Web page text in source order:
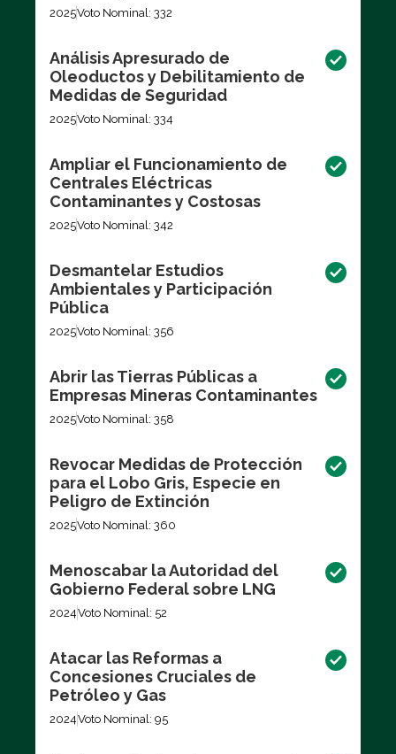
2025Voto Nominal: 332
Análisis Apresurado de
Oleoductos y Debilitamiento de
Medidas de Seguridad
2025Voto Nominal: 334
Ampliar el Funcionamiento de
Centrales Eléctricas
Contaminantes y Costosas
2025Voto Nominal: 342
Desmantelar Estudios
Ambientales y Participación
Pública
2025Voto Nominal: 356
Abrir las Tierras Públicas a
Empresas Mineras Contaminantes
2025Voto Nominal: 358
Revocar Medidas de Protección
para el Lobo Gris, Especie en
Peligro de Extinción
2025Voto Nominal: 360
Menoscabar la Autoridad del
Gobierno Federal sobre LNG
2024Voto Nominal: 52
Atacar las Reformas a
Concesiones Cruciales de
Petróleo y Gas
2024Voto Nominal: 95